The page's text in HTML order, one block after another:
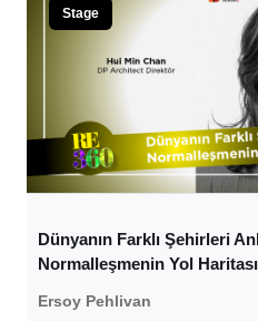
Stage
Dünyanın Farklı Şehirleri
Normalleşmenin Yol
Ersoy Pehlivan